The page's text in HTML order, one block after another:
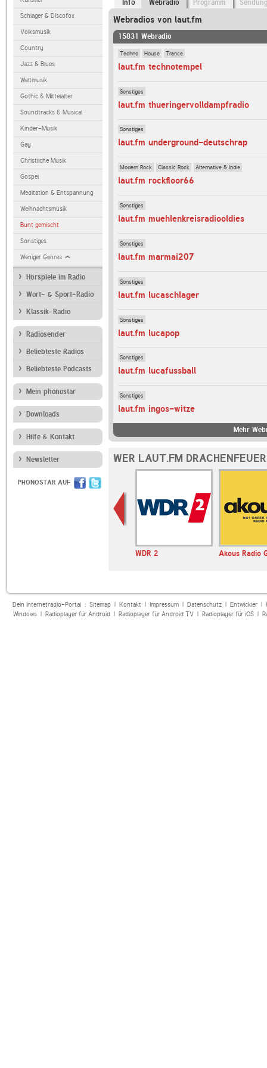
Schlager & Discofox
Volksmusik
Country
Jazz & Blues
Weltmusik
Gothic & Mittelalter
Soundtracks & Musical
Kinder-Musik
Gay
Christliche Musik
Gospel
Meditation & Entspannung
Weihnachtsmusik
Bunt gemischt
Sonstiges
Weniger Genres
Hörspiele im Radio
Wort- & Sport-Radio
Klassik-Radio
Radiosender
Beliebteste Radios
Beliebteste Podcasts
Mein phonostar
Downloads
Hilfe & Kontakt
Newsletter
PHONOSTAR AUF
Info Webradio Programm
Webradios von laut.fm
15831 Webradio
Techno House Trance
laut.fm technotempel
Sonstiges
laut.fm thueringervolldampfradio
Sonstiges
laut.fm underground-deutschrap
Modern Rock Classic Rock Alternative & Indie
laut.fm rockfloor66
Sonstiges
laut.fm muehlenkreisradiooldies
Sonstiges
laut.fm marmai207
Sonstiges
laut.fm lucaschlager
Sonstiges
laut.fm lucapop
Sonstiges
laut.fm lucafussball
Sonstiges
laut.fm ingos-witze
Mehr
WER LAUT.FM
WDR 2 Akous Radio
Dein Internetradio-Portal : Sitemap| Kontakt| Impressum| Datenschutz| Entwickler|
Windows| Radioplayer für Android| Radioplayer für Android TV| Radioplayer für iOS|